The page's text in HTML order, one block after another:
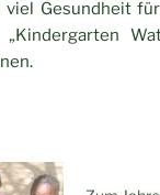
viel Gesundheit